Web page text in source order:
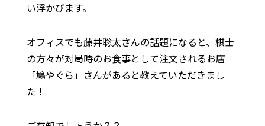
い浮かびます。
オフィスでも藤井聡太さんの話題になると、棋士
の方々が対局時のお食事として注文されるお店
「鳩やぐら」さんがあると教えていただきまし
た！